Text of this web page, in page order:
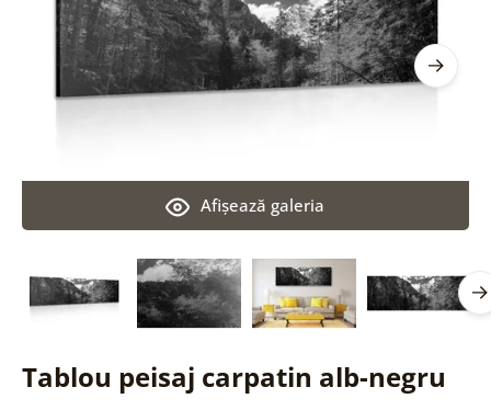
Tablou peisaj carpatin alb-negru
Afişează galeria